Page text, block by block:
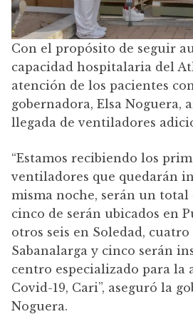
Con el propósito de seguir
capacidad hospitalaria del
atención de los pacientes
gobernadora, Elsa Noguera,
llegada de ventiladores
“Estamos recibiendo los
ventiladores que quedarán
misma noche, serán un total
cinco de serán ubicados en
otros seis en Soledad, cuatro
Sabanalarga y cinco serán
centro especializado para la
Covid-19, Cari”, aseguró la
Noguera.